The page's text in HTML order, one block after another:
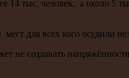
14 тыс. человек, а около 5
для всех кого осудили
не создавать